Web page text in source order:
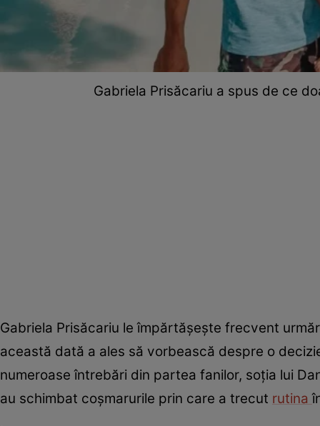
Gabriela Prisăcariu a spus de ce
Gabriela Prisăcariu le împărtășește frecvent
această dată a ales să vorbească despre o
numeroase întrebări din partea fanilor, soția lui
au schimbat coșmarurile prin care a trecut rutina